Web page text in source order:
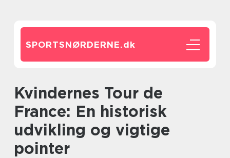
SPORTSNØRDERNE.dk
Kvindernes Tour de
France: En historisk
udvikling og vigtige
pointer